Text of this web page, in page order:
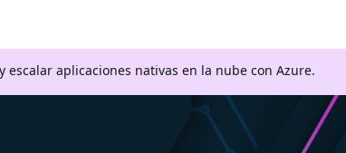
escalar aplicaciones nativas en la nube con Azure.